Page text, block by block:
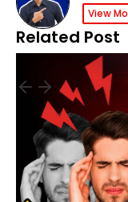
View
Related Post